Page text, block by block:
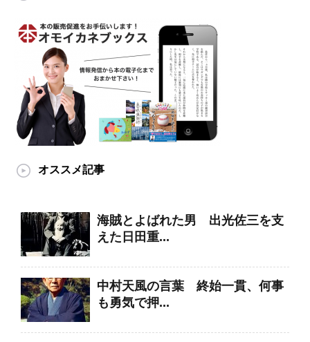
オススメ記事
海賊とよばれた男 出光佐三を支
えた日田重...
中村天風の言葉 終始一貫、何事
も勇気で押...